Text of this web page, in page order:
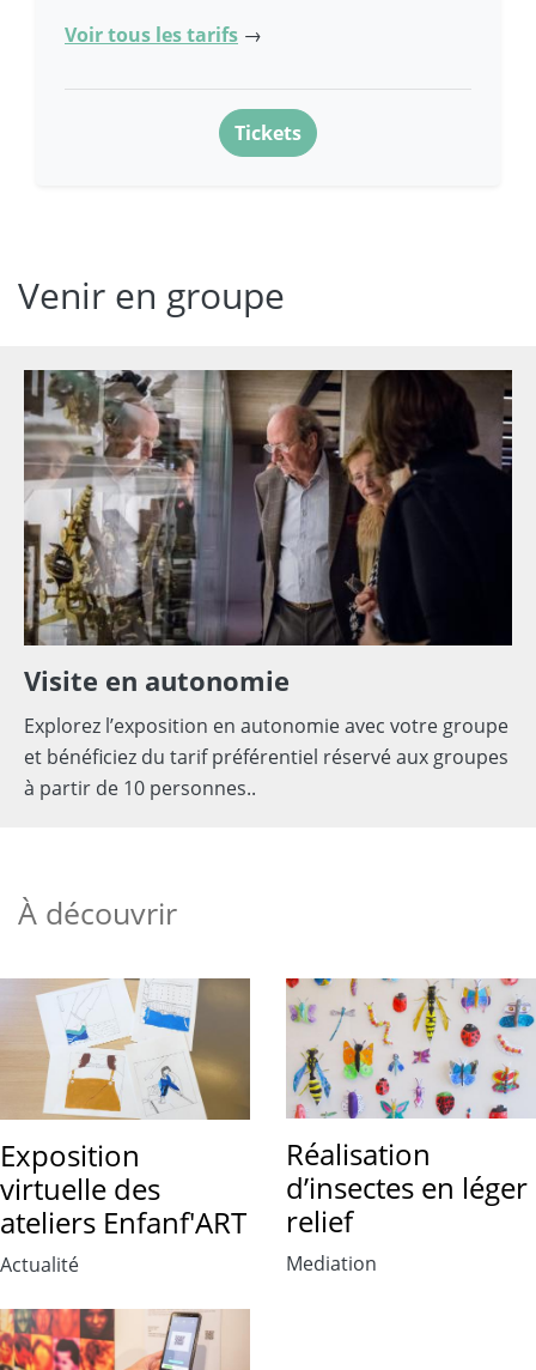
Voir tous les tarifs →
Tickets
Venir en groupe
Visite en autonomie
Explorez l’exposition en autonomie avec votre groupe
et bénéficiez du tarif préférentiel réservé aux groupes
à partir de 10 personnes..
À découvrir
Exposition
virtuelle des
ateliers Enfanf'ART
Actualité
Réalisation
d’insectes en léger
relief
Mediation